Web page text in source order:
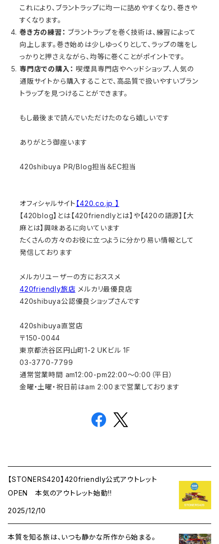
これにより、ブラントラップに均一に詰めやすくなり、巻きや
すくなります。
巻き方の練習： ブラントラップを巻く技術は、練習によって
向上します。巻き始めは少しゆっくりとして、ラップの端をし
っかりと押さえながら、均等に巻くことがポイントです。
専門店での購入： 喫煙具専門店やヘッドショップ、人気の
通販サイトから購入することで、高品質で扱いやすいブラン
トラップを見つけることができます。
もし最後まで読んでいただけたのなら嬉しいです
ありがとう御座います
420shibuya PR/Blog担当＆EC担当
オフィシャルサイト 【420.co.jp 】
【420blog】とは【420friendlyとは】や【420の語源】【大
麻とは】興味あるに向いています
たくさんの方々のお役に立つように分かり易い情報として
発信しております
メルカリユーザーの方におススメ
420friendly旅店 メルカリ最優良店
420shibuya公認優良ショップさんです
420shibuya直営店
〒150-0044
東京都渋谷区円山町1-2 UKビル 1F
03-3770-7799
通常営業時間 am12:00-pm22:00～0:00（平日）
金曜・土曜・祝日前はam 2:00まで営業しております
【STONERS420】420friendly公式アウトレット
OPEN 本気のアウトレット始動!!
2025/12/10
本質を知る旅は、いつも静かな所作から始まる。